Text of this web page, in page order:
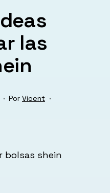
las
Por Vicent